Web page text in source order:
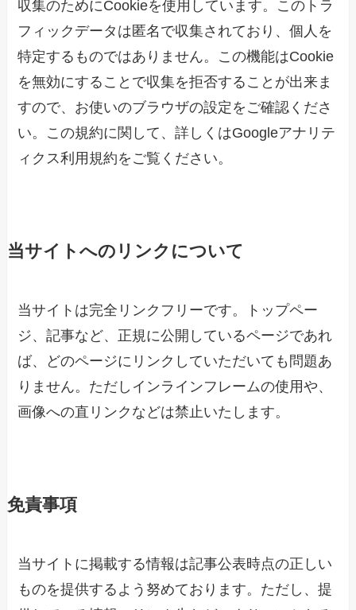
収集のためにCookieを使用しています。このトラ
フィックデータは匿名で収集されており、個人を
特定するものではありません。この機能はCookie
を無効にすることで収集を拒否することが出来ま
すので、お使いのブラウザの設定をご確認くださ
い。この規約に関して、詳しくはGoogleアナリテ
ィクス利用規約をご覧ください。
当サイトへのリンクについて
当サイトは完全リンクフリーです。トップペー
ジ、記事など、正規に公開しているページであれ
ば、どのページにリンクしていただいても問題あ
りません。ただしインラインフレームの使用や、
画像への直リンクなどは禁止いたします。
免責事項
当サイトに掲載する情報は記事公表時点の正しい
ものを提供するよう努めております。ただし、提